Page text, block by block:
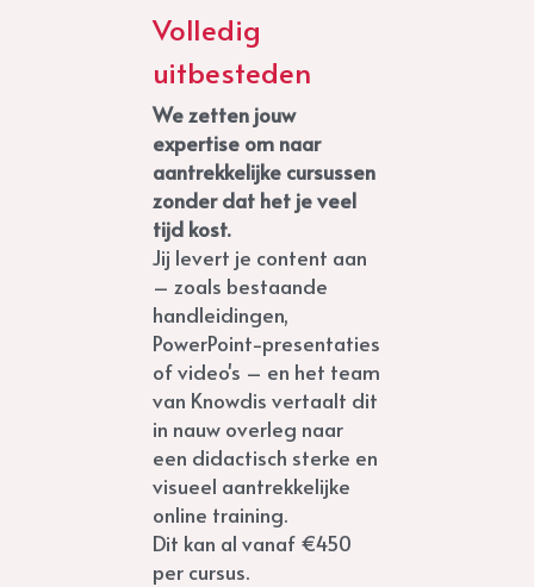
Volledig
uitbesteden
We zetten jouw
expertise om naar
aantrekkelijke cursussen
zonder dat het je veel
tijd kost.
Jij levert je content aan
– zoals bestaande
handleidingen,
PowerPoint-presentaties
of video's – en het team
van Knowdis vertaalt dit
in nauw overleg naar
een didactisch sterke en
visueel aantrekkelijke
online training.
Dit kan al vanaf €450
per cursus.